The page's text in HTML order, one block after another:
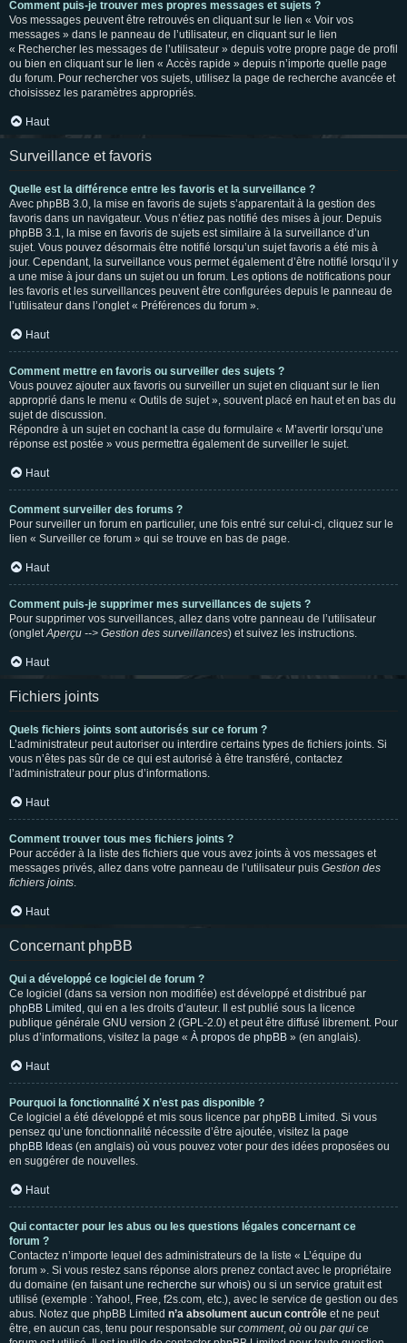
Comment puis-je trouver mes propres messages et sujets ?
Vos messages peuvent être retrouvés en cliquant sur le lien « Voir vos
messages » dans le panneau de l’utilisateur, en cliquant sur le lien
« Rechercher les messages de l’utilisateur » depuis votre propre page de profil
ou bien en cliquant sur le lien « Accès rapide » depuis n’importe quelle page
du forum. Pour rechercher vos sujets, utilisez la page de recherche avancée et
choisissez les paramètres appropriés.
Haut
Surveillance et favoris
Quelle est la différence entre les favoris et la surveillance ?
Avec phpBB 3.0, la mise en favoris de sujets s’apparentait à la gestion des
favoris dans un navigateur. Vous n’étiez pas notifié des mises à jour. Depuis
phpBB 3.1, la mise en favoris de sujets est similaire à la surveillance d’un
sujet. Vous pouvez désormais être notifié lorsqu’un sujet favoris a été mis à
jour. Cependant, la surveillance vous permet également d’être notifié lorsqu’il y
a une mise à jour dans un sujet ou un forum. Les options de notifications pour
les favoris et les surveillances peuvent être configurées depuis le panneau de
l’utilisateur dans l’onglet « Préférences du forum ».
Haut
Comment mettre en favoris ou surveiller des sujets ?
Vous pouvez ajouter aux favoris ou surveiller un sujet en cliquant sur le lien
approprié dans le menu « Outils de sujet », souvent placé en haut et en bas du
sujet de discussion.
Répondre à un sujet en cochant la case du formulaire « M’avertir lorsqu’une
réponse est postée » vous permettra également de surveiller le sujet.
Haut
Comment surveiller des forums ?
Pour surveiller un forum en particulier, une fois entré sur celui-ci, cliquez sur le
lien « Surveiller ce forum » qui se trouve en bas de page.
Haut
Comment puis-je supprimer mes surveillances de sujets ?
Pour supprimer vos surveillances, allez dans votre panneau de l’utilisateur
(ongletAperçu --> Gestion des surveillances) et suivez les instructions.
Haut
Fichiers joints
Quels fichiers joints sont autorisés sur ce forum ?
L’administrateur peut autoriser ou interdire certains types de fichiers joints. Si
vous n’êtes pas sûr de ce qui est autorisé à être transféré, contactez
l’administrateur pour plus d’informations.
Haut
Comment trouver tous mes fichiers joints ?
Pour accéder à la liste des fichiers que vous avez joints à vos messages et
messages privés, allez dans votre panneau de l’utilisateur puis Gestion des
fichiers joints.
Haut
Concernant phpBB
Qui a développé ce logiciel de forum ?
Ce logiciel (dans sa version non modifiée) est développé et distribué par
phpBB Limited , qui en a les droits d’auteur. Il est publié sous la licence
publique générale GNU version 2 (GPL-2.0) et peut être diffusé librement. Pour
plus d’informations, visitez la page « À propos de phpBB » (en anglais).
Haut
Pourquoi la fonctionnalité X n’est pas disponible ?
Ce logiciel a été développé et mis sous licence par phpBB Limited. Si vous
pensez qu’une fonctionnalité nécessite d’être ajoutée, visitez la page
phpBB Ideas (en anglais) où vous pouvez voter pour des idées proposées ou
en suggérer de nouvelles.
Haut
Qui contacter pour les abus ou les questions légales concernant ce
forum ?
Contactez n’importe lequel des administrateurs de la liste « L’équipe du
forum ». Si vous restez sans réponse alors prenez contact avec le propriétaire
du domaine (en faisant une recherche sur whois) ou si un service gratuit est
utilisé (exemple : Yahoo!, Free, f2s.com, etc.), avec le service de gestion ou des
abus. Notez que phpBB Limited n’a absolument aucun contrôle et ne peut
être, en aucun cas, tenu pour responsable sur comment, où ou par qui ce